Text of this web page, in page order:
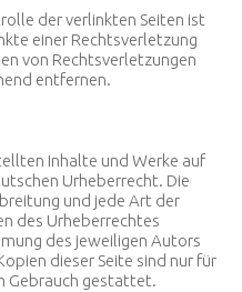
der verlinkten Seiten ist
einer Rechtsverletzung
von Rechtsverletzungen
entfernen.
Inhalte und Werke auf
Urheberrecht. Die
und jede Art der
des Urheberrechtes
des jeweiligen Autors
dieser Seite sind nur für
Gebrauch gestattet.